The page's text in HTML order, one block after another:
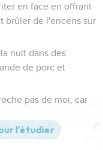
en face en offrant
brûler de l'encens sur
nuit dans des
de porc et
pas de moi, car
brûle toujours.